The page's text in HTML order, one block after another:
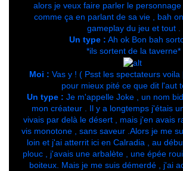
alors je veux faire parler le
comme ça en parlant de sa vie , bah
gameplay du jeu et tout .
Un type : Ah ok Bon bah
*ils sortent de la taverne*
Moi : Vas y ! ( Psst les spectateurs voila
pour mieux pité ce que dit l'aut
Un type : Je m'appelle Joke , un nom
mon créateur . Il y a longtemps j'étais
vivais par delà le désert , mais j'en avais
vis monotone , sans saveur .Alors je me
loin et j'ai atterrit ici en Calradia , au
plouc , j'avais une arbalète , une épée
boiteux. Mais je me suis démerdé , j'ai